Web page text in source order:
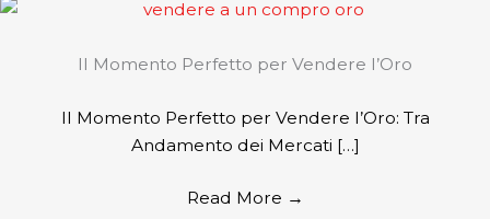
Il Momento Perfetto per Vendere l’Oro
Il Momento Perfetto per Vendere l’Oro: Tra
Andamento dei Mercati […]
Read More →